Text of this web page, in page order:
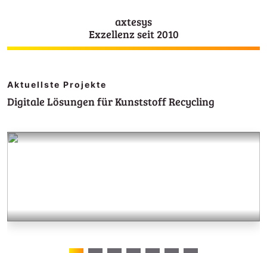
axtesys
Exzellenz seit 2010
Aktuellste Projekte
Digitale Lösungen für Kunststoff Recycling